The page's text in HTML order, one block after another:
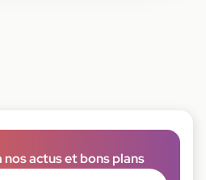
nos actus et bons plans